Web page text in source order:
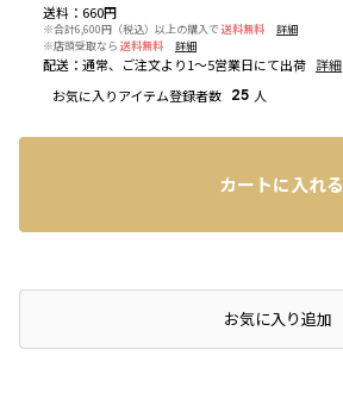
送料 ： 660円
※合計6,600円（税込）以上の購入で 送料無料
詳細
※店頭受取なら 送料無料 詳細
配送 ： 通常、ご注文より1～5営業日にて出荷 詳細
お気に入りアイテム登録者数 25 人
カートに入れる
店頭在庫を確認するお気に入り追加